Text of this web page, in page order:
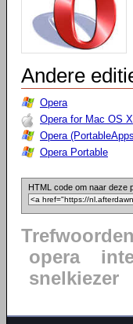
Andere
Opera
Opera for Mac OS X
Opera
Opera Portable
HTML code om naar deze
opera
snelkiezer